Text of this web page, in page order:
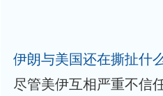
伊朗与美国还在撕扯什
尽管美伊互相严重不信